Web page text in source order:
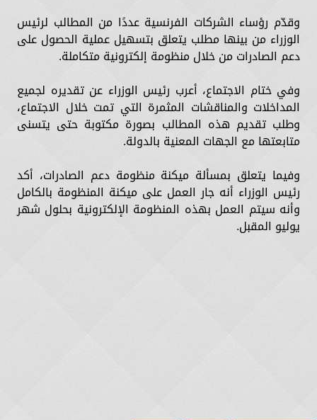
وقدّم رؤساء الشركات الفرنسية عددًا من المطالب لرئيس
الوزراء من بينها مطلب يتعلق بتسهيل عملية الحصول على
دعم الصادرات من خلال منظومة إلكترونية متكاملة.
وفي ختام الاجتماع، أعرب رئيس الوزراء عن تقديره لجميع
المداخلات والمناقشات المثمرة التي تمت خلال الاجتماع،
وطلب تقديم هذه المطالب بصورة مكتوبة حتى يتسنى
متابعتها مع الجهات المعنية بالدولة.
وفيما يتعلق بمسألة ميكنة منظومة دعم الصادرات، أكد
رئيس الوزراء أنه جار العمل على ميكنة المنظومة بالكامل
وأنه سيتم العمل بهذه المنظومة الإلكترونية بحلول شهر
يوليو المقبل.